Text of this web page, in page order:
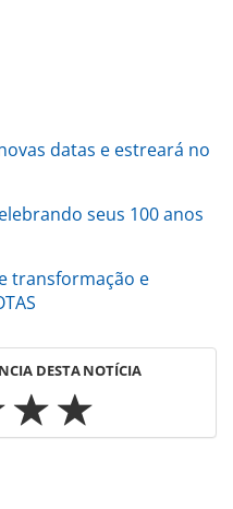
datas e estreará no
seus 100 anos
transformação e
DESTA NOTÍCIA